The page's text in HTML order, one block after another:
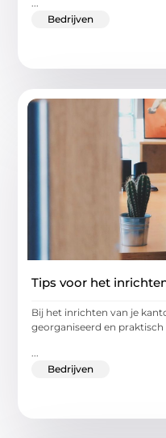
Bedrijven
Tips voor het
Bij het inrichten van je
georganiseerd en
...
Bedrijven